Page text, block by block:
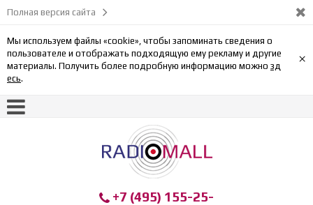
Полная версия сайта
Мы используем файлы «cookie», чтобы запоминать сведения о
пользователе и отображать подходящую ему рекламу и другие
материалы. Получить более подробную информацию можно зд
есь.
×
+7 (495) 155-25-